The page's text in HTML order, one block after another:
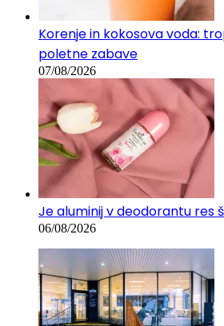
Korenje in kokosova voda:
poletne zabave
07/08/2026
Je aluminij v deodorantu res
06/08/2026